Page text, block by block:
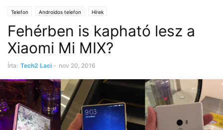
Telefon Androidos telefon Hírek
Fehérben is kapható lesz a
Xiaomi Mi MIX?
Írta: Tech2 Laci - nov 20, 2016